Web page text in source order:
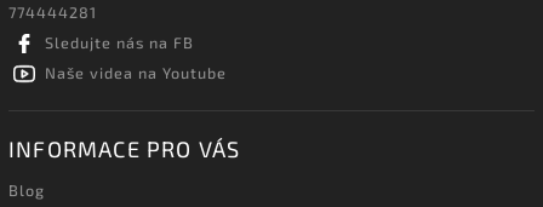
774444281
Sledujte nás na FB
Naše videa na Youtube
INFORMACE PRO VÁS
Blog